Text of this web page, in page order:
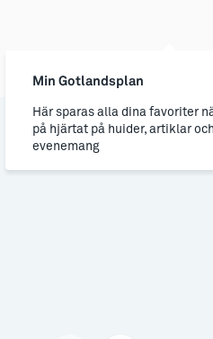
Min Gotlandsplan
Här sparas alla dina favoriter
på hjärtat på huider, artiklar och
evenemang